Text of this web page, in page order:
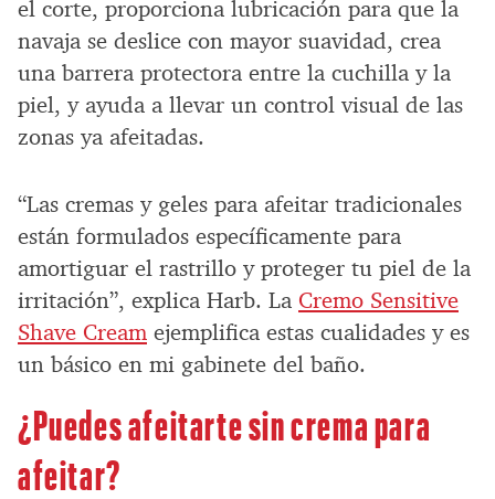
el corte, proporciona lubricación para que la
navaja se deslice con mayor suavidad, crea
una barrera protectora entre la cuchilla y la
piel, y ayuda a llevar un control visual de las
zonas ya afeitadas.
“Las cremas y geles para afeitar tradicionales
están formulados específicamente para
amortiguar el rastrillo y proteger tu piel de la
irritación”, explica Harb. La Cremo Sensitive
Shave Cream ejemplifica estas cualidades y es
un básico en mi gabinete del baño.
¿Puedes afeitarte sin crema para
afeitar?